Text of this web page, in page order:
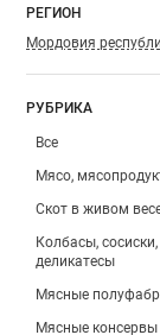
Горячее
Заявки на
РЕГИОН
Мордовия
РУБРИКА
Все
Мясо,
Скот в живом
Колбасы, сосиски,
деликатесы
Мясные
Мясные консервы